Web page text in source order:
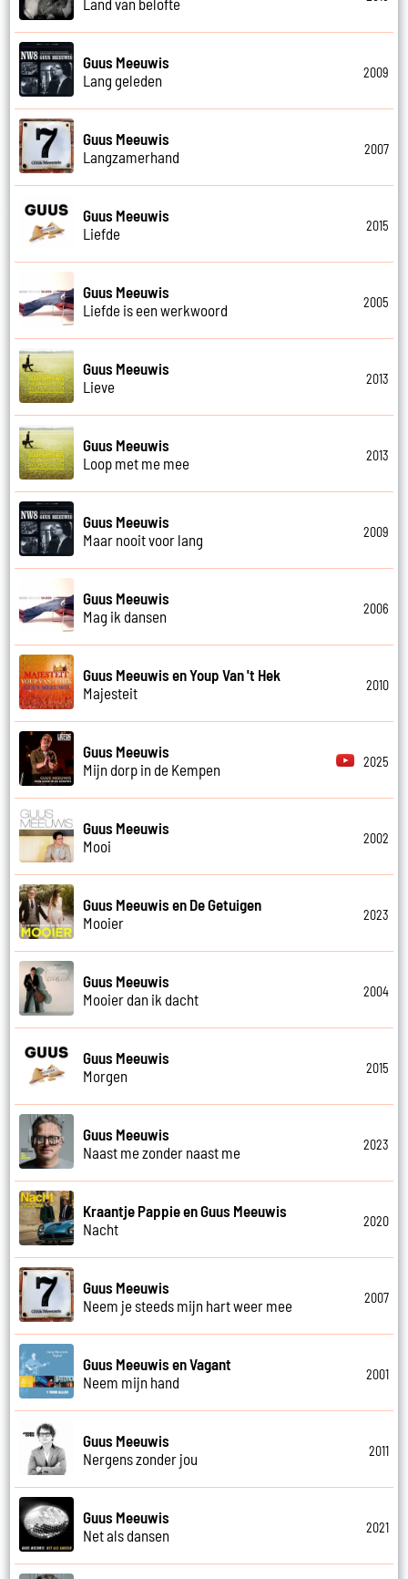
Guus Meeuwis
Lang geleden
2009
Guus Meeuwis
Langzamerhand
2007
Guus Meeuwis
Liefde
2015
Guus Meeuwis
Liefde is een werkwoord
2005
Guus Meeuwis
Lieve
2013
Guus Meeuwis
Loop met me mee
2013
Guus Meeuwis
Maar nooit voor lang
2009
Guus Meeuwis
Mag ik dansen
2006
Guus Meeuwis en Youp Van 't Hek
Majesteit
2010
Guus Meeuwis
Mijn dorp in de Kempen
2025
Guus Meeuwis
Mooi
2002
Guus Meeuwis en De Getuigen
Mooier
2023
Guus Meeuwis
Mooier dan ik dacht
2004
Guus Meeuwis
Morgen
2015
Guus Meeuwis
Naast me zonder naast me
2023
Kraantje Pappie en Guus Meeuwis
Nacht
2020
Guus Meeuwis
Neem je steeds mijn hart weer mee
2007
Guus Meeuwis en Vagant
Neem mijn hand
2001
Guus Meeuwis
Nergens zonder jou
2011
Guus Meeuwis
Net als dansen
2021